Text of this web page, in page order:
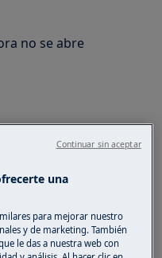
no se abre
de la secadora,
las piezas del
visibles de daños.
sin poder abrir la
una
para mejorar nuestro
y de marketing. También
le das a nuestra web con
Continuar sin aceptar